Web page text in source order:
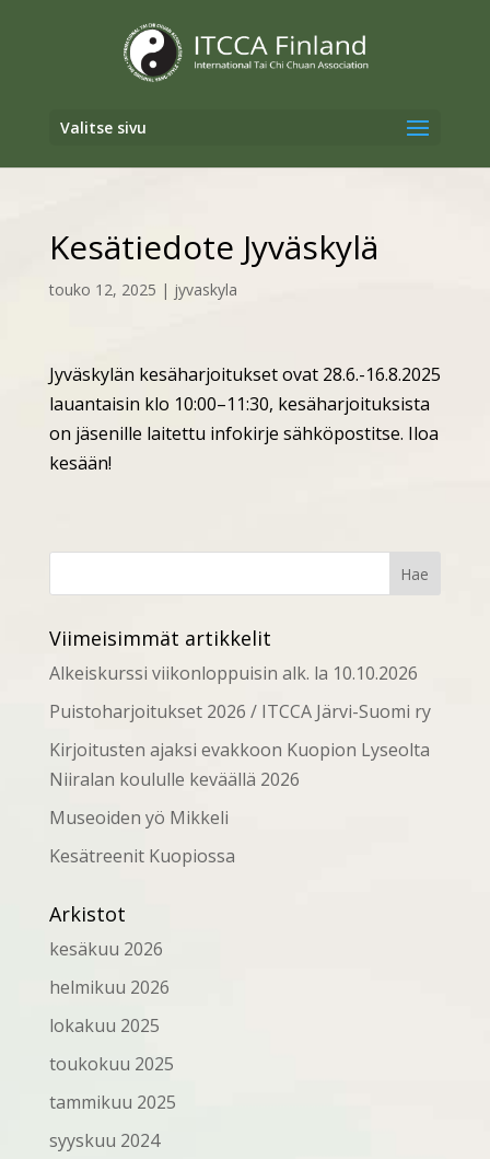
Valitse sivu
Kesätiedote Jyväskylä
touko 12, 2025 | jyvaskyla
Jyväskylän kesäharjoitukset ovat 28.6.-16.8.2025
lauantaisin klo 10:00–11:30, kesäharjoituksista
on jäsenille laitettu infokirje sähköpostitse. Iloa
kesään!
Viimeisimmät artikkelit
Alkeiskurssi viikonloppuisin alk. la 10.10.2026
Puistoharjoitukset 2026 / ITCCA Järvi-Suomi ry
Kirjoitusten ajaksi evakkoon Kuopion Lyseolta
Niiralan koululle keväällä 2026
Museoiden yö Mikkeli
Kesätreenit Kuopiossa
Arkistot
kesäkuu 2026
helmikuu 2026
lokakuu 2025
toukokuu 2025
tammikuu 2025
syyskuu 2024